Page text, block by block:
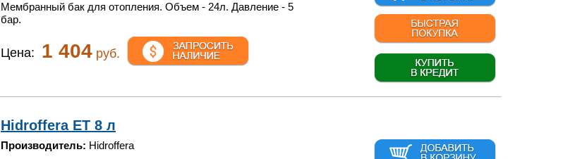
Мембранный бак для отопления. Объем - 24л. Давление - 5
бар.
Цена: 1 404 руб.
Hidroffera ET 8 л
Производитель: Hidroffera